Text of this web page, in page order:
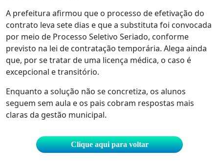
A prefeitura afirmou que o processo de efetivação do
contrato leva sete dias e que a substituta foi convocada
por meio de Processo Seletivo Seriado, conforme
previsto na lei de contratação temporária. Alega ainda
que, por se tratar de uma licença médica, o caso é
excepcional e transitório.
Enquanto a solução não se concretiza, os alunos
seguem sem aula e os pais cobram respostas mais
claras da gestão municipal.
Clique aqui para voltar